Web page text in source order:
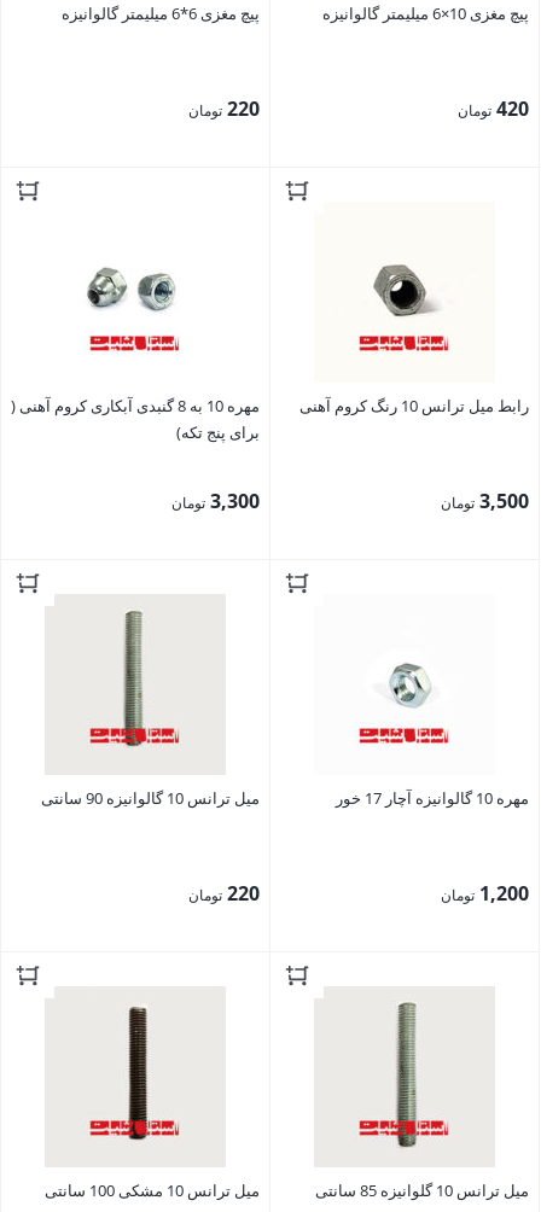
پیچ مغزی 10×6 میلیمتر گالوانیزه
420 تومان
پیچ مغزی 6*6 میلیمتر گالوانیزه
220 تومان
رابط میل ترانس 10 رنگ کروم آهنی
3,500 تومان
مهره 10 به 8 گنبدی آبکاری کروم آهنی (
برای پنج تکه)
3,300 تومان
مهره 10 گالوانیزه آچار 17 خور
1,200 تومان
میل ترانس 10 گالوانیزه 90 سانتی
220 تومان
میل ترانس 10 گلوانیزه 85 سانتی میل ترانس 10 مشکی 100 سانتی